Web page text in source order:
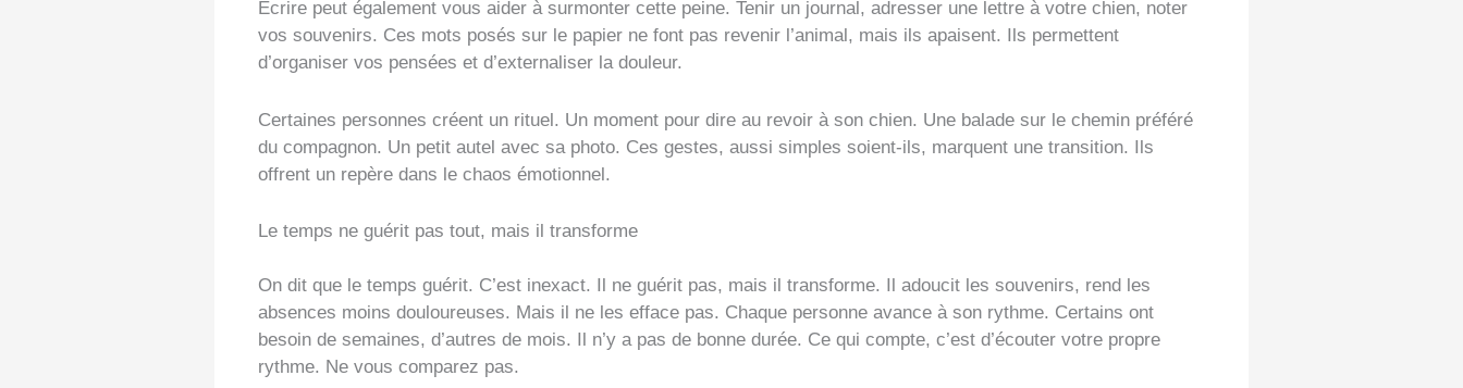
Écrire peut également vous aider à surmonter cette peine. Tenir un journal, adresser une lettre à votre chien, noter
vos souvenirs. Ces mots posés sur le papier ne font pas revenir l’animal, mais ils apaisent. Ils permettent
d’organiser vos pensées et d’externaliser la douleur.
Certaines personnes créent un rituel. Un moment pour dire au revoir à son chien. Une balade sur le chemin préféré
du compagnon. Un petit autel avec sa photo. Ces gestes, aussi simples soient-ils, marquent une transition. Ils
offrent un repère dans le chaos émotionnel.
Le temps ne guérit pas tout, mais il transforme
On dit que le temps guérit. C’est inexact. Il ne guérit pas, mais il transforme. Il adoucit les souvenirs, rend les
absences moins douloureuses. Mais il ne les efface pas. Chaque personne avance à son rythme. Certains ont
besoin de semaines, d’autres de mois. Il n’y a pas de bonne durée. Ce qui compte, c’est d’écouter votre propre
rythme. Ne vous comparez pas.